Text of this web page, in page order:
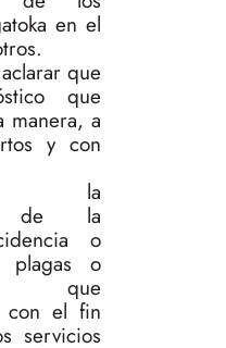
en el
que
que
manera, a
y con
la
de la
o
plagas o
que
con el fin
servicios